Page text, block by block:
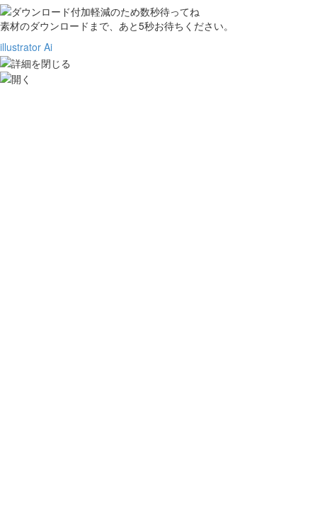
素材のダウンロードまで、あと5秒お待ちください。
illustrator Ai